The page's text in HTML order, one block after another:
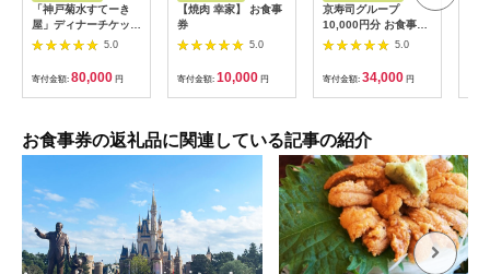
「神戸菊水すてーき
屋」ディナーチケット
（2枚）
5.0
寄付金額: 80,000 円
【焼肉 幸家】 お食事
券
5.0
寄付金額: 10,000 円
京寿司グループ
10,000円分 お食事券
1000円×10枚 食事チ
ケット チケット 寿司
福岡県 北九州市
5.0
寄付金額: 34,000 円
お食事券の返礼品に関連している記事の紹介